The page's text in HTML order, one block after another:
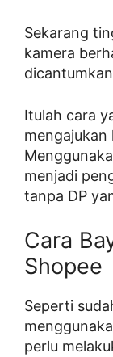
Sekarang
kamera
Itulah cara
mengajukan
menjadi
tanpa DP
Cara
Shopee
Seperti
perlu